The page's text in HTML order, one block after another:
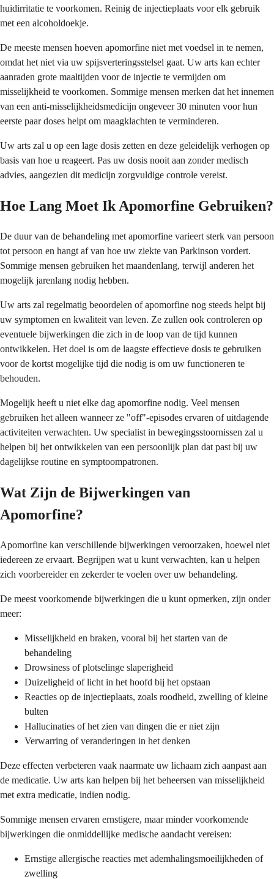
huidirritatie te voorkomen. Reinig de injectieplaats voor elk gebruik
met een alcoholdoekje.
De meeste mensen hoeven apomorfine niet met voedsel in te nemen,
omdat het niet via uw spijsverteringsstelsel gaat. Uw arts kan echter
aanraden grote maaltijden voor de injectie te vermijden om
misselijkheid te voorkomen. Sommige mensen merken dat het innemen
van een anti-misselijkheidsmedicijn ongeveer 30 minuten voor hun
eerste paar doses helpt om maagklachten te verminderen.
Uw arts zal u op een lage dosis zetten en deze geleidelijk verhogen op
basis van hoe u reageert. Pas uw dosis nooit aan zonder medisch
advies, aangezien dit medicijn zorgvuldige controle vereist.
Hoe Lang Moet Ik Apomorfine Gebruiken?
De duur van de behandeling met apomorfine varieert sterk van persoon
tot persoon en hangt af van hoe uw ziekte van Parkinson vordert.
Sommige mensen gebruiken het maandenlang, terwijl anderen het
mogelijk jarenlang nodig hebben.
Uw arts zal regelmatig beoordelen of apomorfine nog steeds helpt bij
uw symptomen en kwaliteit van leven. Ze zullen ook controleren op
eventuele bijwerkingen die zich in de loop van de tijd kunnen
ontwikkelen. Het doel is om de laagste effectieve dosis te gebruiken
voor de kortst mogelijke tijd die nodig is om uw functioneren te
behouden.
Mogelijk heeft u niet elke dag apomorfine nodig. Veel mensen
gebruiken het alleen wanneer ze "off"-episodes ervaren of uitdagende
activiteiten verwachten. Uw specialist in bewegingsstoornissen zal u
helpen bij het ontwikkelen van een persoonlijk plan dat past bij uw
dagelijkse routine en symptoompatronen.
Wat Zijn de Bijwerkingen van
Apomorfine?
Apomorfine kan verschillende bijwerkingen veroorzaken, hoewel niet
iedereen ze ervaart. Begrijpen wat u kunt verwachten, kan u helpen
zich voorbereider en zekerder te voelen over uw behandeling.
De meest voorkomende bijwerkingen die u kunt opmerken, zijn onder
meer:
Misselijkheid en braken, vooral bij het starten van de
behandeling
Drowsiness of plotselinge slaperigheid
Duizeligheid of licht in het hoofd bij het opstaan
Reacties op de injectieplaats, zoals roodheid, zwelling of kleine
bulten
Hallucinaties of het zien van dingen die er niet zijn
Verwarring of veranderingen in het denken
Deze effecten verbeteren vaak naarmate uw lichaam zich aanpast aan
de medicatie. Uw arts kan helpen bij het beheersen van misselijkheid
met extra medicatie, indien nodig.
Sommige mensen ervaren ernstigere, maar minder voorkomende
bijwerkingen die onmiddellijke medische aandacht vereisen:
Ernstige allergische reacties met ademhalingsmoeilijkheden of
zwelling